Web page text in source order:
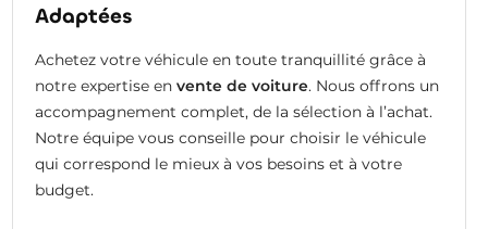
Adaptées
Achetez votre véhicule en toute tranquillité grâce à
notre expertise en vente de voiture. Nous offrons un
accompagnement complet, de la sélection à l’achat.
Notre équipe vous conseille pour choisir le véhicule
qui correspond le mieux à vos besoins et à votre
budget.